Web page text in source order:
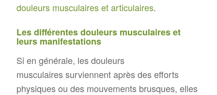
douleurs musculaires et articulaires.
Les différentes douleurs musculaires et
leurs manifestations
Si en générale, les douleurs
musculaires surviennent après des efforts
physiques ou des mouvements brusques, elles